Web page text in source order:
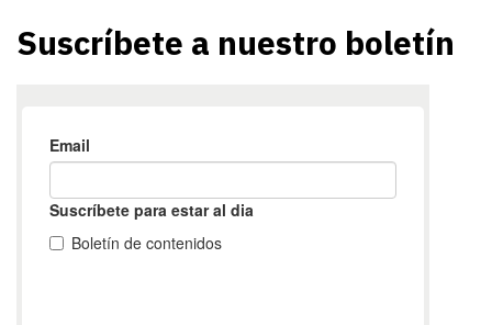
Suscríbete a nuestro boletín